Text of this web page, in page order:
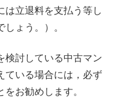
は立退料を支払う等し
ょう。）。
検討している中古マン
ている場合には，必ず
をお勧めします。